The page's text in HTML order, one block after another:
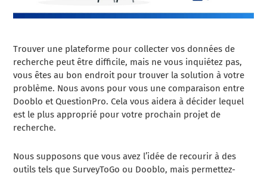
Trouver une plateforme pour collecter vos données de
recherche peut être difficile, mais ne vous inquiétez pas,
vous êtes au bon endroit pour trouver la solution à votre
problème. Nous avons pour vous une comparaison entre
Dooblo et QuestionPro. Cela vous aidera à décider lequel
est le plus approprié pour votre prochain projet de
recherche.
Nous supposons que vous avez l’idée de recourir à des
outils tels que SurveyToGo ou Dooblo, mais permettez-